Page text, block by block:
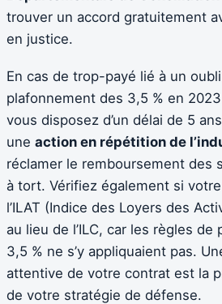
trouver un accord gratuitement
en justice.
En cas de trop-payé lié à un
plafonnement des 3,5 % en
vous disposez d’un délai de 5
une action en répétition de
réclamer le remboursement des
à tort. Vérifiez également si
l’ILAT (Indice des Loyers des
au lieu de l’ILC, car les règles de
3,5 % ne s’y appliquaient pas.
attentive de votre contrat est la
de votre stratégie de défense.